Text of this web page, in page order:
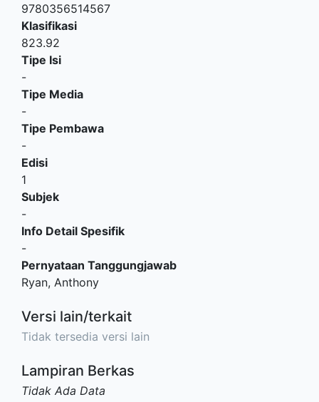
9780356514567
Klasifikasi
823.92
Tipe Isi
-
Tipe Media
-
Tipe Pembawa
-
Edisi
1
Subjek
-
Info Detail Spesifik
-
Pernyataan Tanggungjawab
Ryan, Anthony
Versi lain/terkait
Tidak tersedia versi lain
Lampiran Berkas
Tidak Ada Data